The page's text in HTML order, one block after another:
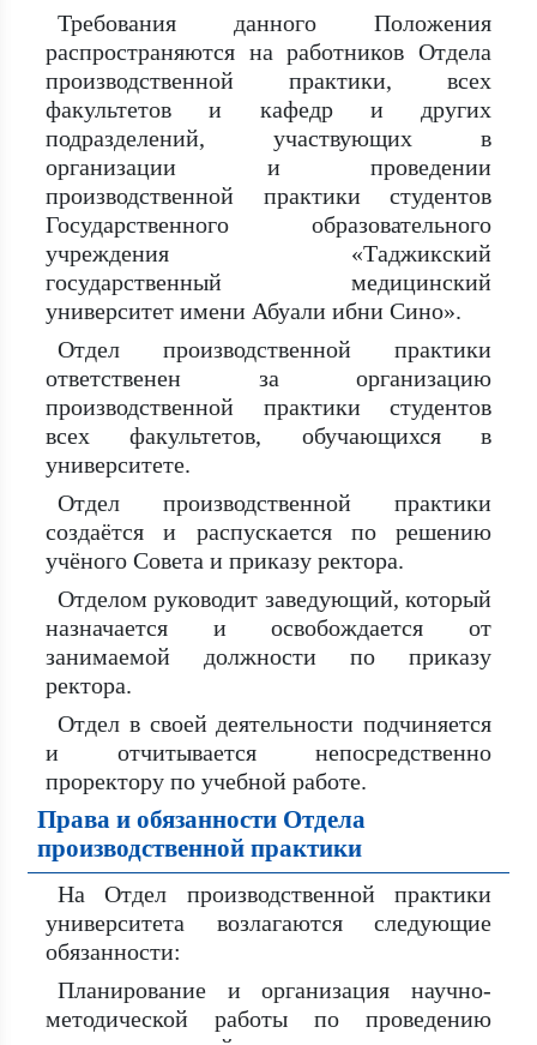
Требования данного Положения
распространяются на работников Отдела
производственной практики, всех
факультетов и кафедр и других
подразделений, участвующих в
организации и проведении
производственной практики студентов
Государственного образовательного
учреждения «Таджикский
государственный медицинский
университет имени Абуали ибни Сино».
Отдел производственной практики
ответственен за организацию
производственной практики студентов
всех факультетов, обучающихся в
университете.
Отдел производственной практики
создаётся и распускается по решению
учёного Совета и приказу ректора.
Отделом руководит заведующий, который
назначается и освобождается от
занимаемой должности по приказу
ректора.
Отдел в своей деятельности подчиняется
и отчитывается непосредственно
проректору по учебной работе.
Права и обязанности Отдела
производственной практики
На Отдел производственной практики
университета возлагаются следующие
обязанности:
Планирование и организация научно-
методической работы по проведению